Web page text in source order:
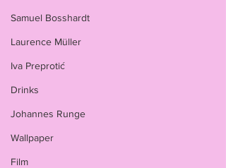
Samuel Bosshardt
Laurence Müller
Iva Preprotić
Drinks
Johannes Runge
Wallpaper
Film